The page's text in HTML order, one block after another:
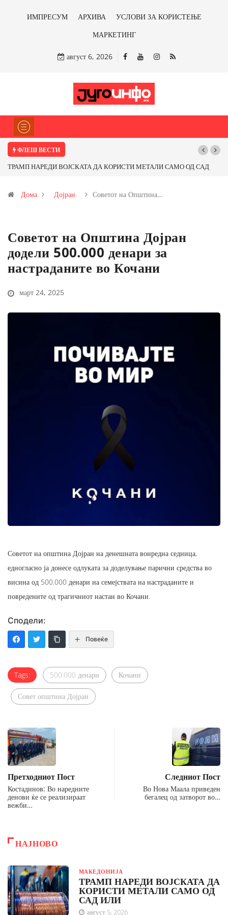
ИМПРЕСУМ АРХИВА
УСЛОВИ ЗА КОРИСТЕЊЕ
МАРКЕТИНГ
август 6, 2026
ФЛЕШ ВЕСТИ
НАРЕДИ ВОЈСКАТА ДА КОРИСТИ МЕТАЛИ САМО ОД САД
и со антимонот?
Дома Дојран Советот на Општина…
Советот на Општина Дојран
додели 500.000 денари за
настраданите во Кочани
март 24, 2025
Советот на општина Дојран на денешната вонредна седница,
едногласно ја донесе одлуката за доделување парични средства во
висина од 500.000 денари на семејствата на настраданите и
повредените од трагичниот настан во Кочани.
Сподели:
Повеќе
Tags: 500.000 денари Кочани
Совет општина Дојран
Претходниот Пост
Костадинов: Во наредните
денови ќе се реализираат
вежби…
Следниот Пост
Во Нова Маала приведен
бегалец од затворот во…
НАЈНОВО
МАКЕДОНИЈА
ТРАМП НАРЕДИ ВОЈСКАТА ДА
КОРИСТИ МЕТАЛИ САМО ОД
САД ИЛИ
август 5, 2026